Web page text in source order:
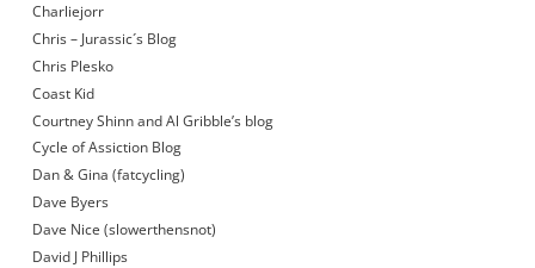
Charliejorr
Chris – Jurassic´s Blog
Chris Plesko
Coast Kid
Courtney Shinn and Al Gribble’s blog
Cycle of Assiction Blog
Dan & Gina (fatcycling)
Dave Byers
Dave Nice (slowerthensnot)
David J Phillips